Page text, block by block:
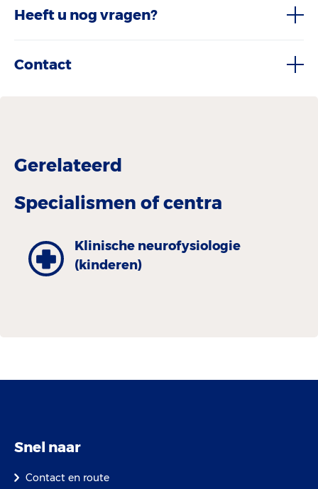
Heeft u nog vragen?
Contact
Gerelateerd
Specialismen of centra
Klinische neurofysiologie
(kinderen)
Snel naar
Contact en route